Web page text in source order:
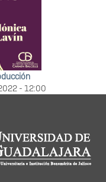
- 12:00
del portal